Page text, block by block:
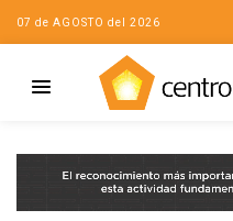
07 de AGOSTO del 2026